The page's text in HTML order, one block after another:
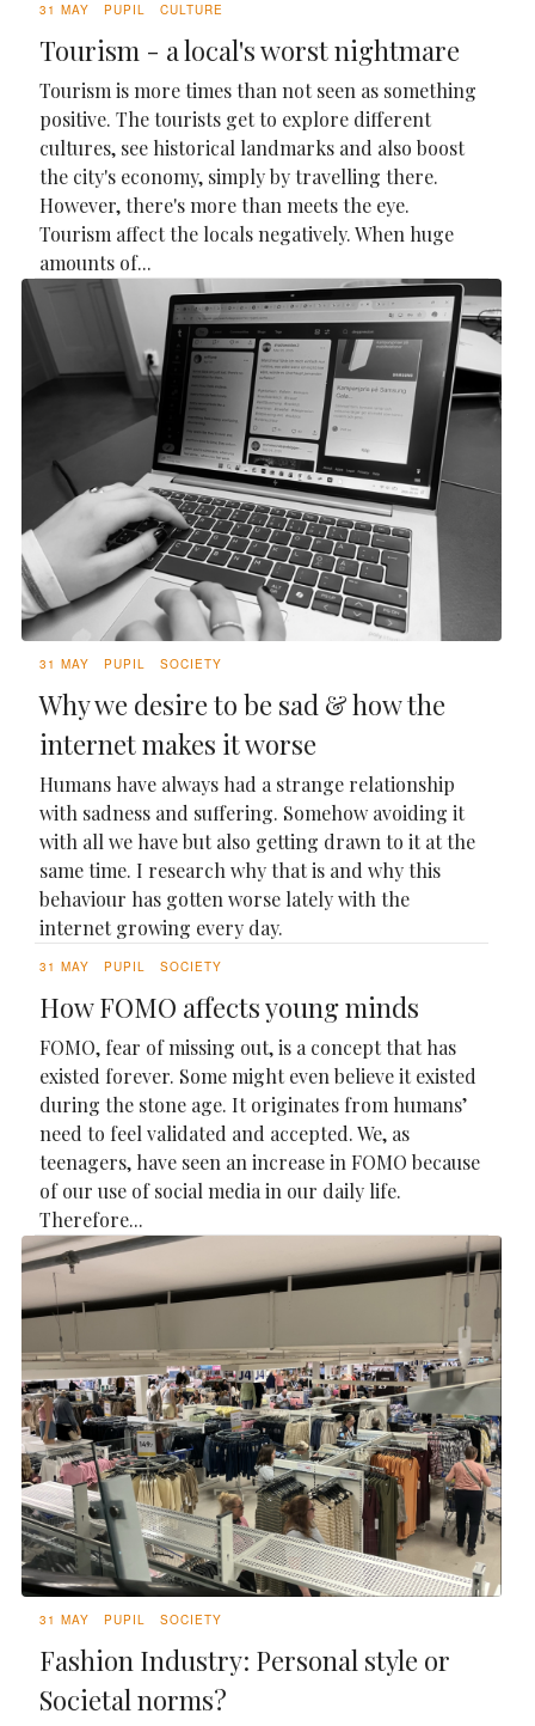
31 MAY PUPIL CULTURE
Tourism - a local's worst nightmare
Tourism is more times than not seen as something
positive. The tourists get to explore different
cultures, see historical landmarks and also boost
the city's economy, simply by travelling there.
However, there's more than meets the eye.
Tourism affect the locals negatively. When huge
amounts of...
31 MAY PUPIL SOCIETY
Why we desire to be sad & how the
internet makes it worse
Humans have always had a strange relationship
with sadness and suffering. Somehow avoiding it
with all we have but also getting drawn to it at the
same time. I research why that is and why this
behaviour has gotten worse lately with the
internet growing every day.
31 MAY PUPIL SOCIETY
How FOMO affects young minds
FOMO, fear of missing out, is a concept that has
existed forever. Some might even believe it existed
during the stone age. It originates from humans’
need to feel validated and accepted. We, as
teenagers, have seen an increase in FOMO because
of our use of social media in our daily life.
Therefore...
31 MAY PUPIL SOCIETY
Fashion Industry: Personal style or
Societal norms?